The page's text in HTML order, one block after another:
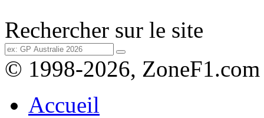
Rechercher sur le site
© 1998-2026, ZoneF1.com
Accueil